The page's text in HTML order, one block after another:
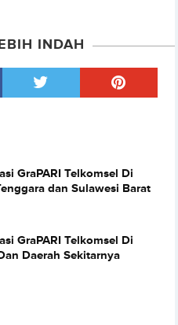
INDAH
GraPARI Telkomsel Di
dan Sulawesi Barat
GraPARI Telkomsel Di
Daerah Sekitarnya